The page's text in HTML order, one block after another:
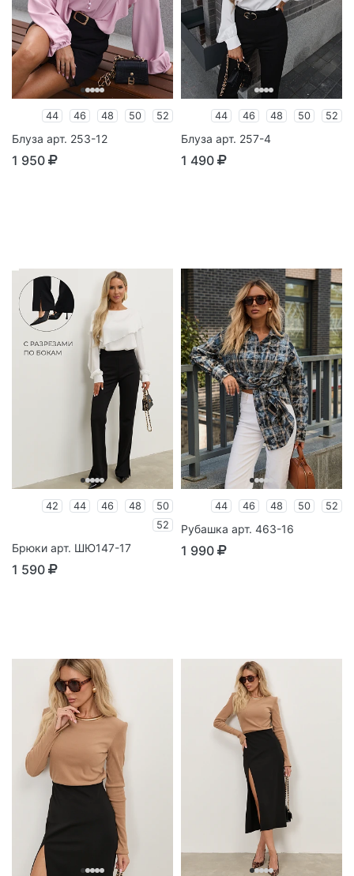
44 46 48 50 52
Блуза арт. 253-12
1 950
44 46 48 50 52
Блуза арт. 257-4
1 490
42 44 46 48
50
52
Брюки арт. ШЮ147-17
1 590
44 46 48 50 52
Рубашка арт. 463-16
1 990